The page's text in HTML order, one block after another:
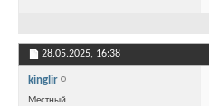
28.05.2025, 16:38
kinglir
Местный